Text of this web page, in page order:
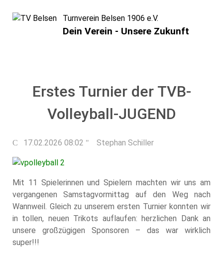
Turnverein Belsen 1906 e.V.
Dein Verein - Unsere Zukunft
Erstes Turnier der TVB-
Volleyball-JUGEND
17.02.2026 08:02 Stephan Schiller
Mit 11 Spielerinnen und Spielern machten wir uns am
vergangenen Samstagvormittag auf den Weg nach
Wannweil. Gleich zu unserem ersten Turnier konnten wir
in tollen, neuen Trikots auflaufen: herzlichen Dank an
unsere großzügigen Sponsoren – das war wirklich
super!!!